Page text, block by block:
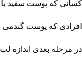
کسانی که پوست سفید یا
افرادی که پوست گندمی و
در مرحله بعدی اندازه لب